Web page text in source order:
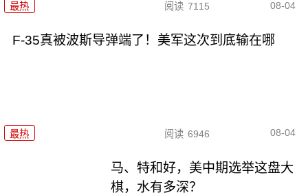
最热 阅读 7115 08-04
F-35真被波斯导弹端了！美军这次到底输在哪
最热 阅读 6946 08-04
马、特和好，美中期选举这盘大
棋，水有多深？